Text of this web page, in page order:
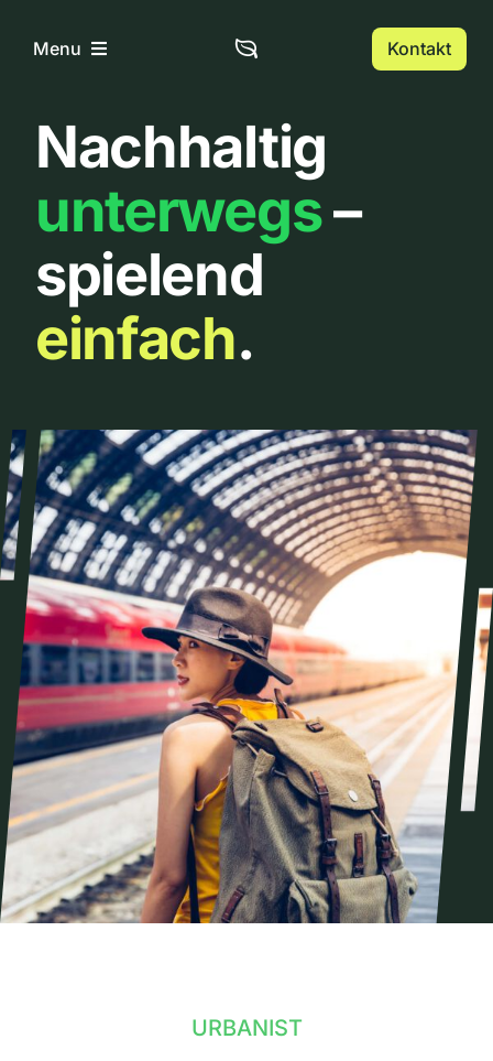
InhaltMenu
Home
Über uns
Urbanlist
Kontakt
Nachhaltig
unterwegs–
spielend
einfach.
URBANIST